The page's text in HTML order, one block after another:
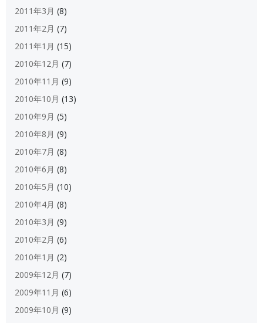
2011年3月 (8)
2011年2月 (7)
2011年1月 (15)
2010年12月 (7)
2010年11月 (9)
2010年10月 (13)
2010年9月 (5)
2010年8月 (9)
2010年7月 (8)
2010年6月 (8)
2010年5月 (10)
2010年4月 (8)
2010年3月 (9)
2010年2月 (6)
2010年1月 (2)
2009年12月 (7)
2009年11月 (6)
2009年10月 (9)